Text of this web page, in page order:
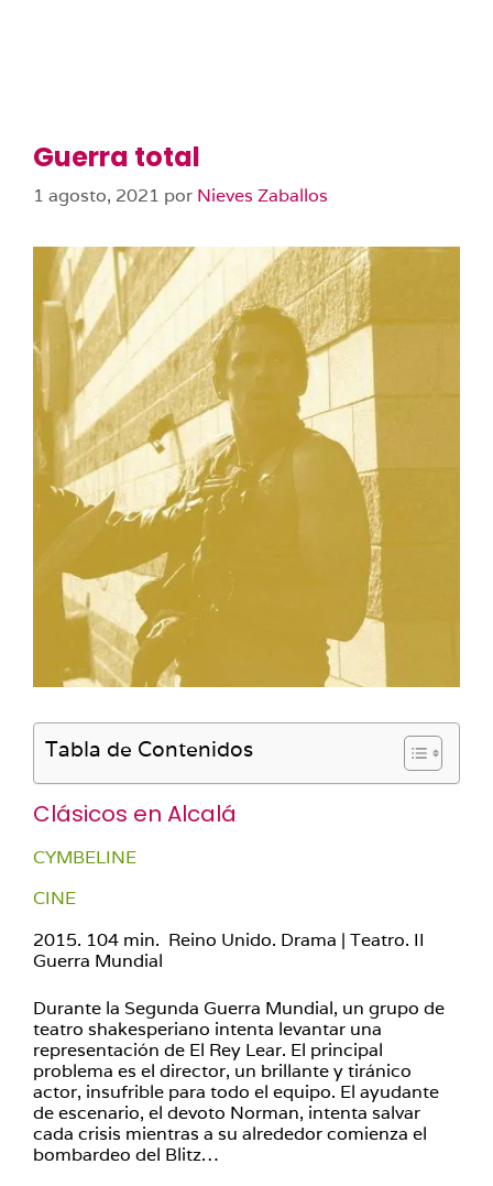
Guerra total
1 agosto, 2021 por Nieves Zaballos
Tabla de Contenidos
Clásicos en Alcalá
CYMBELINE
CINE
2015. 104 min. Reino Unido. Drama | Teatro. II
Guerra Mundial
Durante la Segunda Guerra Mundial, un grupo de
teatro shakesperiano intenta levantar una
representación de El Rey Lear. El principal
problema es el director, un brillante y tiránico
actor, insufrible para todo el equipo. El ayudante
de escenario, el devoto Norman, intenta salvar
cada crisis mientras a su alrededor comienza el
bombardeo del Blitz…